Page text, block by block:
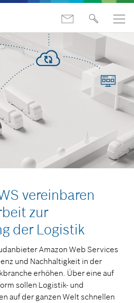
vereinbaren
zur
der Logistik
Amazon Web Services
und Nachhaltigkeit in der
erhöhen. Über eine auf
sollen Logistik- und
auf der ganzen Welt schnellen